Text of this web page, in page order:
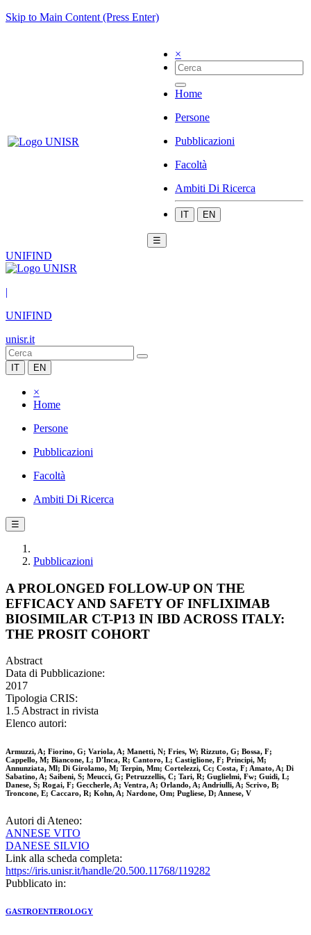
Skip to Main Content (Press Enter)
×
Home
Persone
Pubblicazioni
Facoltà
Ambiti Di Ricerca
IT EN
☰
UNIFIND
|
UNIFIND
unisr.it
IT EN
×
Home
Persone
Pubblicazioni
Facoltà
Ambiti Di Ricerca
☰
Pubblicazioni
A PROLONGED FOLLOW-UP ON THE
EFFICACY AND SAFETY OF INFLIXIMAB
BIOSIMILAR CT-P13 IN IBD ACROSS ITALY:
THE PROSIT COHORT
Abstract
Data di Pubblicazione:
2017
Tipologia CRIS:
1.5 Abstract in rivista
Elenco autori:
Armuzzi, A; Fiorino, G; Variola, A; Manetti, N; Fries, W; Rizzuto, G; Bossa, F;
Cappello, M; Biancone, L; D'Inca, R; Cantoro, L; Castiglione, F; Principi, M;
Annunziata, Ml; Di Girolamo, M; Terpin, Mm; Cortelezzi, Cc; Costa, F; Amato, A; Di
Sabatino, A; Saibeni, S; Meucci, G; Petruzzellis, C; Tari, R; Guglielmi, Fw; Guidi, L;
Danese, S; Rogai, F; Geccherle, A; Ventra, A; Orlando, A; Andriulli, A; Scrivo, B;
Troncone, E; Caccaro, R; Kohn, A; Nardone, Om; Pugliese, D; Annese, V
Autori di Ateneo:
ANNESE VITO
DANESE SILVIO
Link alla scheda completa:
https://iris.unisr.it/handle/20.500.11768/119282
Pubblicato in:
GASTROENTEROLOGY